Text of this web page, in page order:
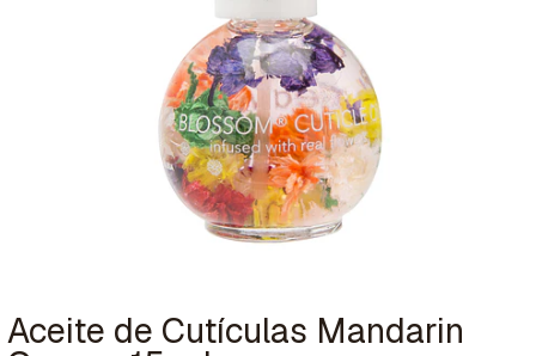
Aceite de Cutículas Mandarin